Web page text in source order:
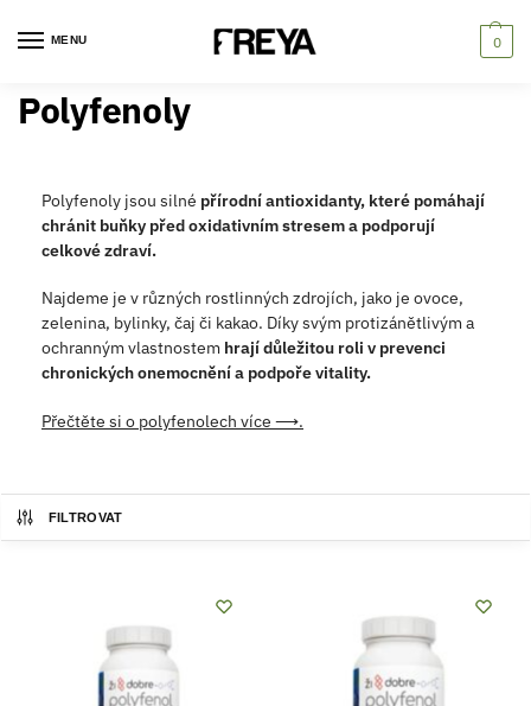
MENU 0
Polyfenoly
Polyfenoly jsou silné přírodní antioxidanty, které pomáhají
chránit buňky před oxidativním stresem a podporují
celkové zdraví.
Najdeme je v různých rostlinných zdrojích, jako je ovoce,
zelenina, bylinky, čaj či kakao. Díky svým protizánětlivým a
ochranným vlastnostem hrají důležitou roli v prevenci
chronických onemocnění a podpoře vitality.
Přečtěte si o polyfenolech více ⟶.
FILTROVAT